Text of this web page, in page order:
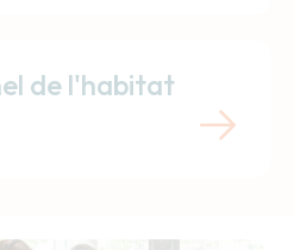
de l'habitat